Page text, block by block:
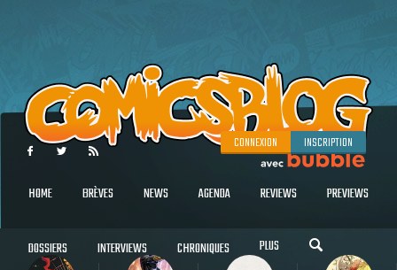
CONNEXION INSCRIPTION
HOME BRÈVES NEWS AGENDA REVIEWS PREVIEWS
DOSSIERS INTERVIEWS CHRONIQUES PLUS